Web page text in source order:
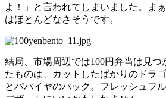
よ！」と言われてしまいました。ま
はほとんどなさそうです。
結局、市場周辺では100円弁当は見つ
たものは、カットしたばかりのドラ
とパパイヤのパック。フレッシュフ